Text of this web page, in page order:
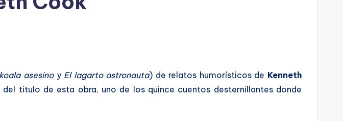
asesinoy El lagarto astronauta) de relatos humorísticos de Kenneth
título de esta obra, uno de los quince cuentos desternillantes donde